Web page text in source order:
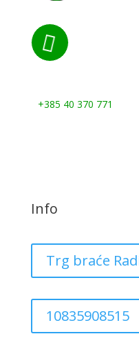

+385 40 370 771
Info
Trg braće
10835908515